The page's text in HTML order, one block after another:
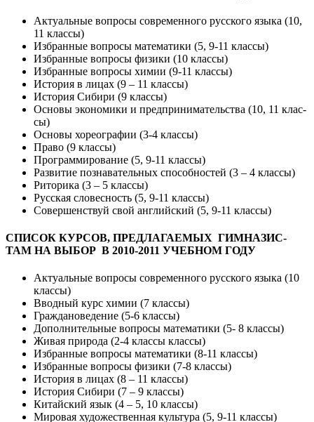
Ак­ту­аль­ные воп­ро­сы сов­ре­мен­но­го русс­ко­го язы­ка (10,
11 клас­сы)
Изб­ран­ные воп­ро­сы ма­тема­тики (5, 9-11 клас­сы)
Изб­ран­ные воп­ро­сы фи­зики (10 клас­сы)
Изб­ран­ные воп­ро­сы хи­мии (9-11 клас­сы)
Ис­то­рия в ли­цах (9 – 11 клас­сы)
Ис­то­рия Си­бири (9 клас­сы)
Ос­но­вы эко­номи­ки и предп­ри­нима­тель­ства (10, 11 клас­
сы)
Ос­но­вы хо­ре­ог­ра­фии (3-4 клас­сы)
Пра­во (9 клас­сы)
Прог­рамми­рова­ние (5, 9-11 клас­сы)
Раз­ви­тие поз­на­ватель­ных спо­соб­ностей (3 – 4 клас­сы)
Ри­тори­ка (3 – 5 клас­сы)
Русс­кая сло­вес­ность (5, 9-11 клас­сы)
Со­вер­шенс­твуй свой анг­лий­ский (5, 9-11 клас­сы)
СПИ­СОК КУР­СОВ, ПРЕД­ЛА­ГА­ЕМЫХ ГИМ­НА­ЗИС­
ТАМ НА ВЫ­БОР В 2010-2011 УЧЕБ­НОМ ГО­ДУ
Ак­ту­аль­ные воп­ро­сы сов­ре­мен­но­го русс­ко­го язы­ка (10
клас­сы)
Ввод­ный курс хи­мии (7 клас­сы)
Граж­да­нове­дение (5-6 клас­сы)
До­пол­ни­тель­ные воп­ро­сы ма­тема­тики (5- 8 клас­сы)
Жи­вая при­рода (2-4 клас­сы клас­сы)
Изб­ран­ные воп­ро­сы ма­тема­тики (8-11 клас­сы)
Изб­ран­ные воп­ро­сы фи­зики (7-8 клас­сы)
Ис­то­рия в ли­цах (8 – 11 клас­сы)
Ис­то­рия Си­бири (7 – 9 клас­сы)
Ки­тай­ский язык (4 – 5, 10 клас­сы)
Ми­ровая ху­дожест­вен­ная куль­ту­ра (5, 9-11 клас­сы)